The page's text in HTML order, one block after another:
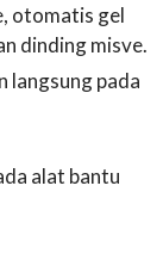
otomatis gel
dinding misve.
langsung pada
alat bantu